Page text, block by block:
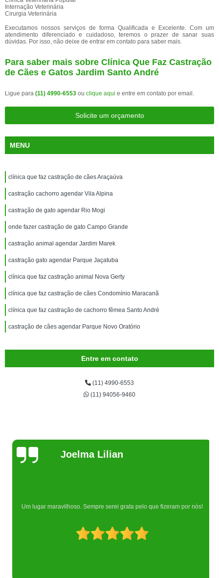
Internação Veterinária
Cirurgia Veterinária
Executamos nossos serviços de forma Qualificada e Excelente. Com um
atendimento diferenciado e cuidadoso, teremos o prazer de sanar suas
dúvidas. Por isso, não deixe de entrar em contato para saber mais.
Para saber mais sobre Clínica Que Faz Castração
de Cães e Gatos Jardim Santo André
Ligue para (11) 4990-6553 ou clique aqui e entre em contato por email.
Solicite um orçamento
MENU
clínica que faz castração de cães Araçaúva
castração cachorro agendar Vila Alpina
castração de gato agendar Rio Mogi
onde fazer castração de gato Campo Grande
castração animal agendar Jardim Marek
castração gato agendar Parque Jaçatuba
clínica que faz castração animal Nova Gerty
clínica que faz castração de cães Condomínio Maracanã
clínica que faz castração de cachorro fêmea Santo André
castração de cães agendar Parque Novo Oratório
Entre em contato
(11) 4990-6553
(11) 94056-9460
Joelma Lilian
Um lugar maravilhoso. Sempre serei grata pelo que fizeram por nós!